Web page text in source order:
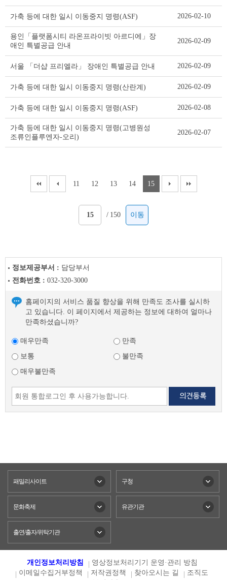
가축 등에 대한 일시 이동중지 명령(ASF) 2026-02-10
용인「플랫폼시티 라온프라이빗 아르디에」장
애인 특별공급 안내
2026-02-09
서울 「더샵 프리엘라」 장애인 특별공급 안내 2026-02-09
가축 등에 대한 일시 이동중지 명령(산란계) 2026-02-09
가축 등에 대한 일시 이동중지 명령(ASF) 2026-02-08
가축 등에 대한 일시 이동중지 명령(고병원성
조류인플루엔자-오리)
2026-02-07
11 12 13 14 15
/ 150 이동
정보제공부서 : 담당부서
전화번호 : 032-320-3000
홈페이지의 서비스 품질 향상을 위해 만족도 조사를 실시하
고 있습니다. 이 페이지에서 제공하는 정보에 대하여 얼마나
만족하셨습니까?
매우만족
만족
보통
불만족
매우불만족
패밀리사이트 구청
문화축제 유관기관
출연/출자/위탁기관
개인정보처리방침
영상정보처리기기 운영·관리 방침
이메일수집거부정책
저작권정책 찾아오시는 길
조직도